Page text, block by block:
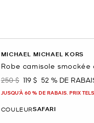
MICHAEL MICHAEL KORS
Robe camisole
était
250 $ maintenant
119 $ 52 % DE
JUSQU’À 60 % DE RABAIS. PRIX
COULEURSAFARI